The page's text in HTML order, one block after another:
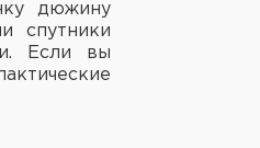
дюжину
спутники
Если вы